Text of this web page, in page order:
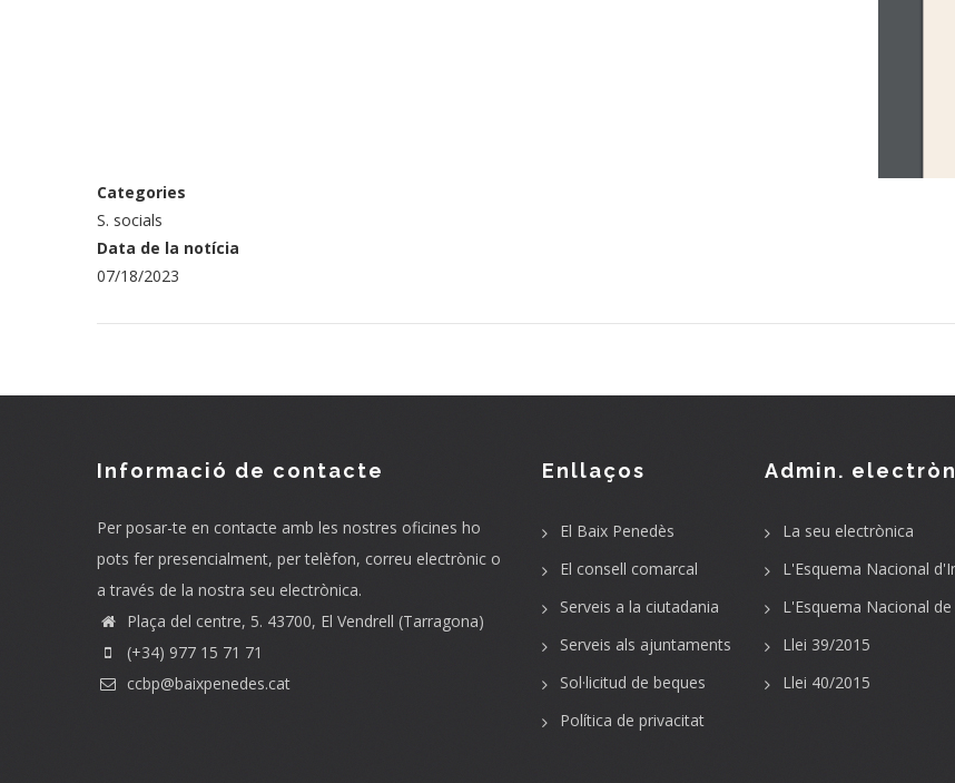
Categories
S. socials
Data de la notícia
07/18/2023
Informació de contacte
Per posar-te en contacte amb les nostres oficines ho
pots fer presencialment, per telèfon, correu electrònic o
a través de la nostra seu electrònica.
Plaça del centre, 5. 43700, El Vendrell (Tarragona)
(+34) 977 15 71 71
ccbp@baixpenedes.cat
Enllaços
El Baix Penedès
El consell comarcal
Serveis a la ciutadania
Serveis als ajuntaments
Sol·licitud de beques
Política de privacitat
Admin.
La seu electrònica
L'Esquema Nacional
L'Esquema Nacional
Llei 39/2015
Llei 40/2015